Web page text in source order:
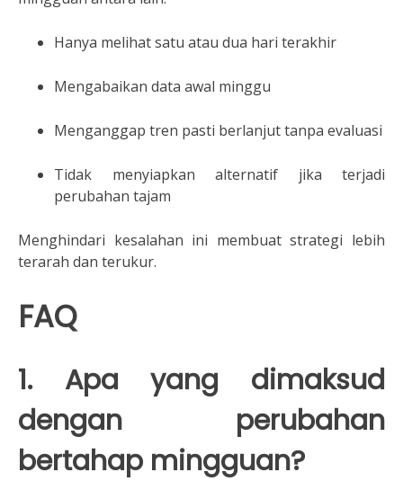
Hanya melihat satu atau dua hari terakhir
Mengabaikan data awal minggu
Menganggap tren pasti berlanjut tanpa evaluasi
Tidak menyiapkan alternatif jika terjadi
perubahan tajam
Menghindari kesalahan ini membuat strategi lebih
terarah dan terukur.
FAQ
1. Apa yang dimaksud
dengan perubahan
bertahap mingguan?